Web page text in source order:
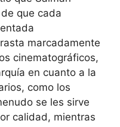
que cada
marcadamente
cinematográficos,
en cuanto a la
como los
se les sirve
calidad, mientras